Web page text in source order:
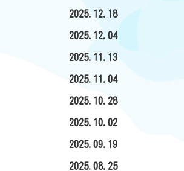
2025.12.18
2025.12.04
2025.11.13
2025.11.04
2025.10.28
2025.10.02
2025.09.19
2025.08.25